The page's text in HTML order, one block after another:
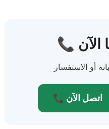
الآن
أو الاستفسار
📞 اتصل الآن